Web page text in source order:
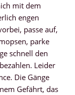
mit dem
engen
passe auf,
parke
schnell den
Leider
Die Gänge
Gefährt, das